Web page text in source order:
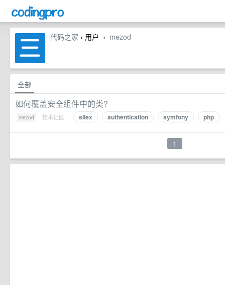
代码之家 › 用户 › mezod
全部
如何覆盖安全组件中的类?
mezod · 技术社区 · silex authentication symfony php
1